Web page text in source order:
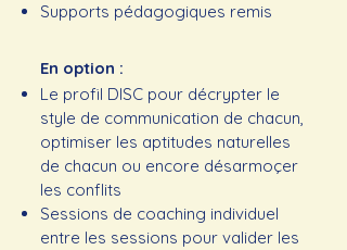
Supports pédagogiques remis
En option :
Le profil DISC pour décrypter le
style de communication de chacun,
optimiser les aptitudes naturelles
de chacun ou encore désarmoçer
les conflits
Sessions de coaching individuel
entre les sessions pour valider les